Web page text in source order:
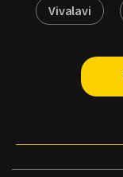
Vivalavi